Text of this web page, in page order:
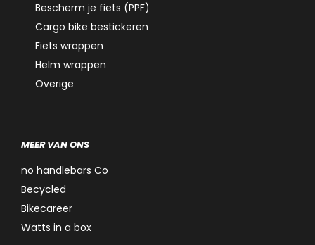
Bescherm je fiets (PPF)
Cargo bike bestickeren
Fiets wrappen
Helm wrappen
Overige
MEER VAN ONS
no handlebars Co
Becycled
Bikecareer
Watts in a box